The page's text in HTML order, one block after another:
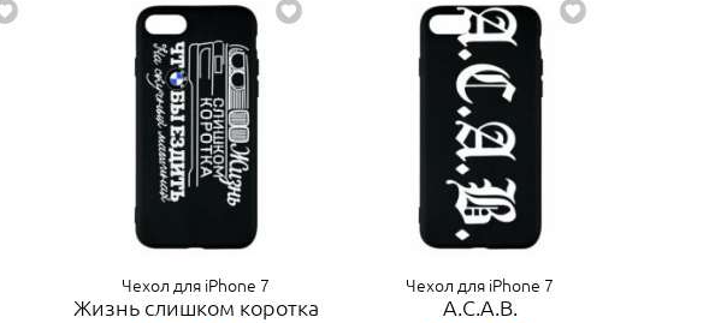
Чехол для iPhone 7
Жизнь слишком коротка
Чехол для iPhone 7
A.C.A.B.